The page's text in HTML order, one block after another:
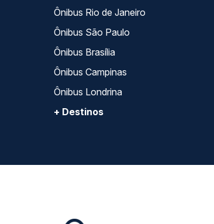
Ônibus Rio de Janeiro
Ônibus São Paulo
Ônibus Brasília
Ônibus Campinas
Ônibus Londrina
+ Destinos